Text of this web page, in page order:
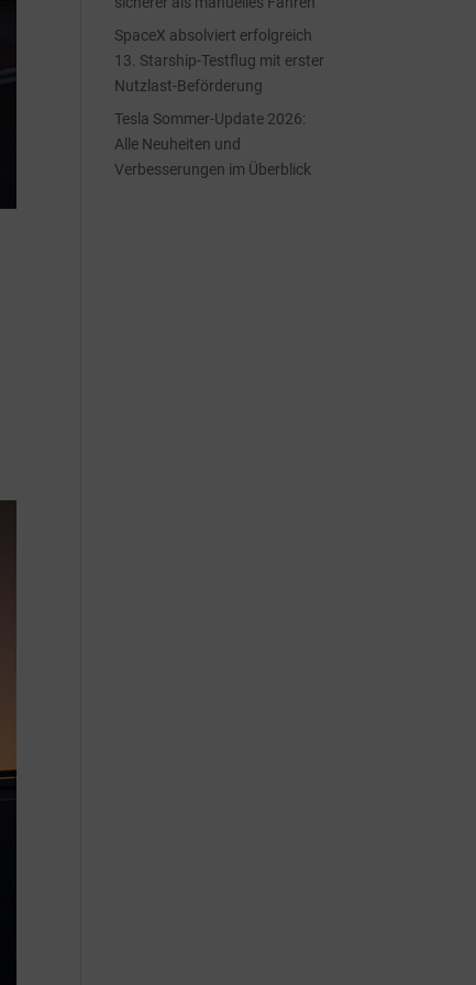
SpaceX absolviert erfolgreich
13. Starship-Testflug mit erster
Nutzlast-Beförderung
Tesla Sommer-Update 2026:
Alle Neuheiten und
Verbesserungen im Überblick